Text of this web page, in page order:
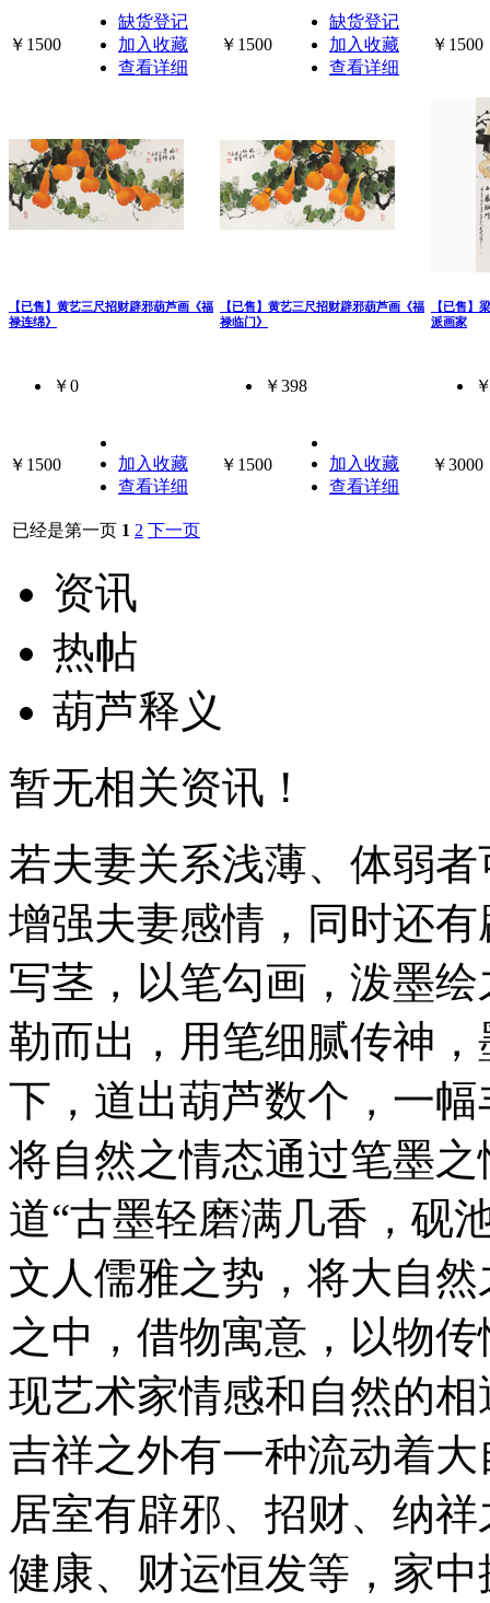
￥1500
缺货登记
加入收藏
查看详细
￥1500
缺货登记
加入收藏
查看详细
￥1500
【已售】黄艺三尺招财辟邪葫芦画《福
禄连绵》
￥0
￥1500
加入收藏
查看详细
【已售】黄艺三尺招财辟邪葫芦画《福
禄临门》
￥398
￥1500
加入收藏
查看详细
【已售】
派画家
￥3000
已经是第一页 1 2 下一页
资讯
热帖
葫芦释义
暂无相关资讯！
若夫妻关系浅薄、体弱
增强夫妻感情，同时还
写茎，以笔勾画，泼墨
勒而出，用笔细腻传神
下，道出葫芦数个，一
将自然之情态通过笔墨
道“古墨轻磨满几香，砚
文人儒雅之势，将大自
之中，借物寓意，以物
现艺术家情感和自然的
吉祥之外有一种流动着
居室有辟邪、招财、纳
健康、财运恒发等，家